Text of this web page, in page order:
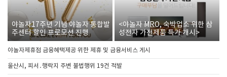
야놀자17주년 기념 야놀자 통합발
주센터 할인 프로모션 진행
<야놀자 MRO, 숙박업소 위한 삼
성전자 가전제품 특가 개시>
야놀자제휴점 금융혜택제공 위한 제휴 및 금융서비스 게시
울산시, 피서․행락지 주변 불법행위 19건 적발